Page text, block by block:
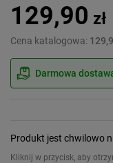
129,90 zł
Cena katalogowa:
Darmowa
Produkt jest chwilowo
Kliknij w przycisk, aby